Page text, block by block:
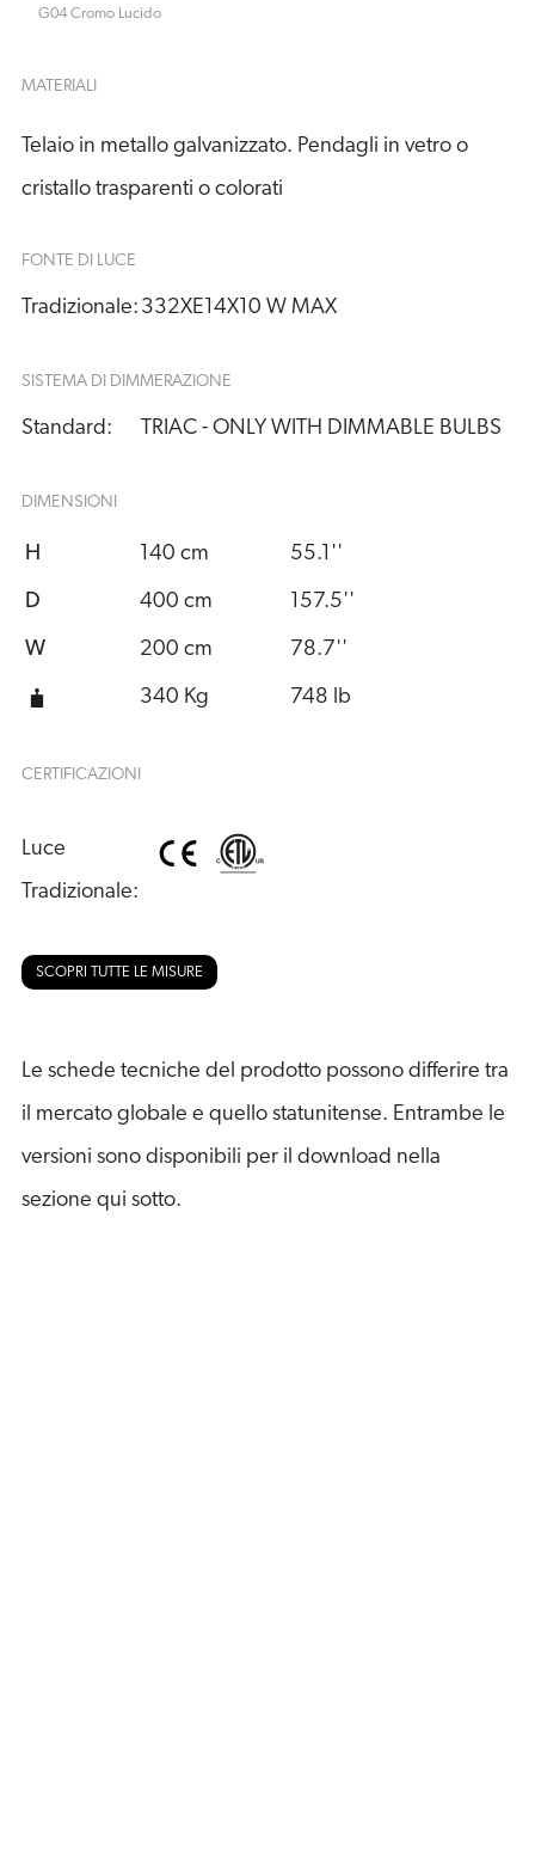
G04 Cromo Lucido
MATERIALI
Telaio in metallo galvanizzato. Pendagli in vetro o
cristallo trasparenti o colorati
FONTE DI LUCE
Tradizionale: 332XE14X10 W MAX
SISTEMA DI DIMMERAZIONE
Standard: TRIAC - ONLY WITH DIMMABLE BULBS
DIMENSIONI
H 140 cm 55.1''
D 400 cm 157.5''
W 200 cm 78.7''
340 Kg 748 lb
CERTIFICAZIONI
Luce
Tradizionale:
SCOPRI TUTTE LE MISURE
Le schede tecniche del prodotto possono differire tra
il mercato globale e quello statunitense. Entrambe le
versioni sono disponibili per il download nella
sezione qui sotto.